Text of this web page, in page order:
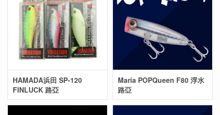
HAMADA浜田 SP-120
FINLUCK 路亞
Maria POPQueen F80 浮水
路亞